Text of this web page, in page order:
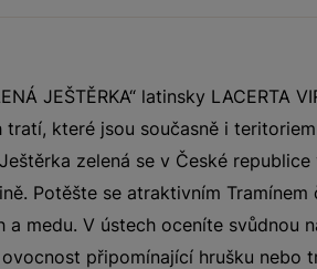
JEŠTĚRKA“ latinsky LACERTA
které jsou současně i
zelená se v České
Potěšte se atraktivním Tramínem
medu. V ústech oceníte svůdnou
připomínající hrušku nebo